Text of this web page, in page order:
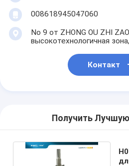
008618945047060
No 9 от ZHONG OU ZHI
высокотехнологичная
Контакт
Получить